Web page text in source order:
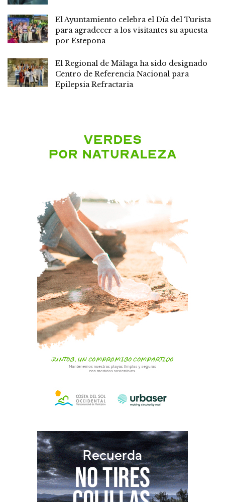
El Ayuntamiento celebra el Día del Turista
para agradecer a los visitantes su apuesta
por Estepona
El Regional de Málaga ha sido designado
Centro de Referencia Nacional para
Epilepsia Refractaria